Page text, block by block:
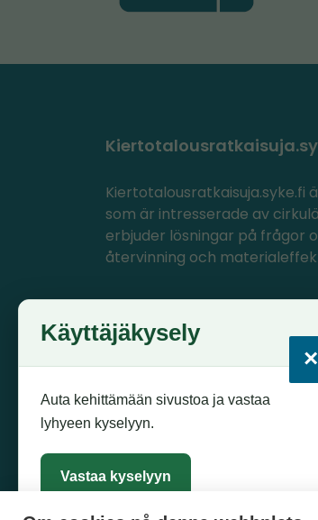
Kiertotalousratkaisuja.syke.fi
som är intresserade av
erbjuder lösningar på frågor
återvinning och
PlastLIFE- och Circwaste-
EU:s LIFE-program, med
producerats. Innehållet i
endast projektens egna
CINEA/Europeiska
Käyttäjäkysely
×
Auta kehittämään sivustoa ja vastaa
lyhyeen kyselyyn.
Vastaa kyselyyn